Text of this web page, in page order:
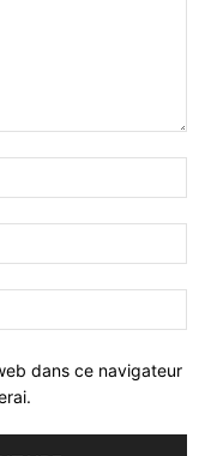
dans ce navigateur